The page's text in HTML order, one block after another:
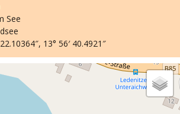
See
13° 56′ 40.4921″